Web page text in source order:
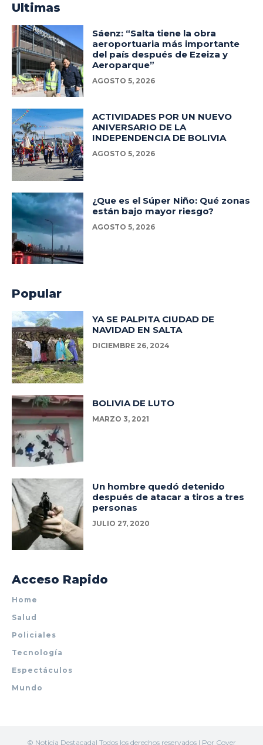
Ultimas
Sáenz: “Salta tiene la obra
aeroportuaria más importante
del país después de Ezeiza y
Aeroparque”
AGOSTO 5, 2026
ACTIVIDADES POR UN NUEVO
ANIVERSARIO DE LA
INDEPENDENCIA DE BOLIVIA
AGOSTO 5, 2026
¿Que es el Súper Niño: Qué zonas
están bajo mayor riesgo?
AGOSTO 5, 2026
Popular
YA SE PALPITA CIUDAD DE
NAVIDAD EN SALTA
DICIEMBRE 26, 2024
BOLIVIA DE LUTO
MARZO 3, 2021
Un hombre quedó detenido
después de atacar a tiros a tres
personas
JULIO 27, 2020
Acceso Rapido
Home
Salud
Policiales
Tecnología
Espectáculos
Mundo
© Noticia Destacada| Todos los derechos reservados | Por Cover